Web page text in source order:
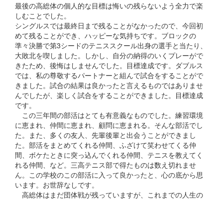
最後の高総体の個人的な目標は悔いの残らないよう全力で楽
しむことでした。
シングルスでは最終日まで残ることがなかったので、今回初
めて残ることができ、ハッピーな気持ちです。ブロックの
準々決勝で第3シードのテニススクール出身の選手と当たり、
大敗北を喫しました。しかし、自分の納得のいくプレーがで
きたため、後悔はしませんでした。目標達成です。ダブルス
では、私の尊敬するパートナーと組んで試合をすることがで
きました。試合の結果は良かったと言えるものではありませ
んでしたが、楽しく試合をすることができました。目標達成
です。
この三年間の部活はとても有意義なものでした。練習環境
に恵まれ、仲間に恵まれ、顧問に恵まれる。そんな部活でし
た。また、多くの友人、先輩後輩と出会うことができまし
た。部活をまとめてくれる仲間、ふざけて笑わせてくる仲
間、ボケたときに突っ込んでくれる仲間、テニスを教えてく
れる仲間、など。三高テニス部で得たものは数え切れませ
ん。この学校のこの部活に入って良かったと、心の底から思
います。お世辞なしです。
高総体はまだ団体戦が残っていますが、これまでの人生の